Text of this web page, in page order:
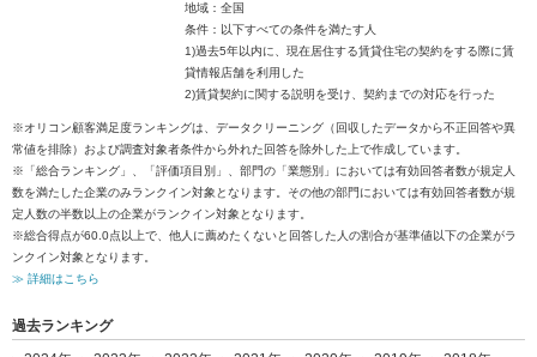
地域：全国
条件：以下すべての条件を満たす人
1)過去5年以内に、現在居住する賃貸住宅の契約をする際に賃
貸情報店舗を利用した
2)賃貸契約に関する説明を受け、契約までの対応を行った
※オリコン顧客満足度ランキングは、データクリーニング（回収したデータから不正回答や異
常値を排除）および調査対象者条件から外れた回答を除外した上で作成しています。
※「総合ランキング」、「評価項目別」、部門の「業態別」においては有効回答者数が規定人
数を満たした企業のみランクイン対象となります。その他の部門においては有効回答者数が規
定人数の半数以上の企業がランクイン対象となります。
※総合得点が60.0点以上で、他人に薦めたくないと回答した人の割合が基準値以下の企業がラ
ンクイン対象となります。
≫ 詳細はこちら
過去ランキング